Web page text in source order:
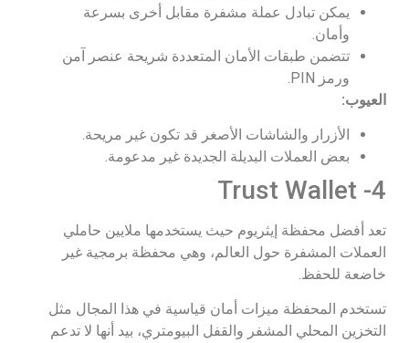
يمكن تبادل عملة مشفرة مقابل أخرى بسرعة
وأمان.
تتضمن طبقات الأمان المتعددة شريحة عنصر آمن
ورمز PIN.
العيوب:
الأزرار والشاشات الأصغر قد تكون غير مريحة.
بعض العملات البديلة الجديدة غير مدعومة.
4- Trust Wallet
تعد أفضل محفظة إيثريوم حيث يستخدمها ملايين حاملي
العملات المشفرة حول العالم، وهي محفظة برمجية غير
خاضعة للحفظ.
تستخدم المحفظة ميزات أمان قياسية في هذا المجال مثل
التخزين المحلي المشفر والقفل البيومتري، بيد أنها لا تدعم